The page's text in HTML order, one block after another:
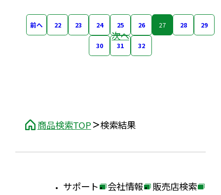
商品検索TOP 検索結果
前へ 22 23 24 25 26 27 28 29
30 31 32
次へ
サポート 会社情報 販売店検索